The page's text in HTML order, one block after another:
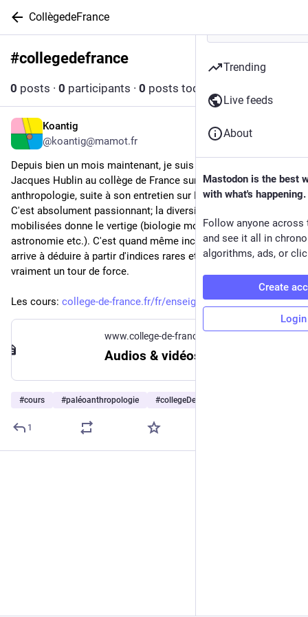
CollègedeFrance
#collegedefrance
0 posts · 0 participants · 0 posts today
Jul 25, 2025
Koantig
@koantig@mamot.fr
Depuis bien un mois maintenant, je suis les cours de Jean-
Jacques Hublin au collège de France sur la paléo-
anthropologie, suite à son entretien sur Nota Bene.
C'est absolument passionnant; la diversité des disciplines
mobilisées donne le vertige (biologie moléculaire, géologie,
astronomie etc.). C'est quand même incroyable ce qu'on
arrive à déduire à partir d'indices rares et parcellaires,
vraiment un tour de force.
Les cours: college-de-france.fr/fr/enseig
www.college-de-france.fr
#cours #paléoanthropologie #collegeDeFrance
1
Trending
Live feeds
About
Mastodon is the best
with what's happening.
Follow anyone across
and see it all in
algorithms, ads, or
Create
Login